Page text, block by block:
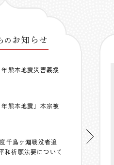
の お知らせ
年熊本地震災害義援
年熊本地震」本宗被
千鳥ヶ淵戦没者追
和祈願法要について